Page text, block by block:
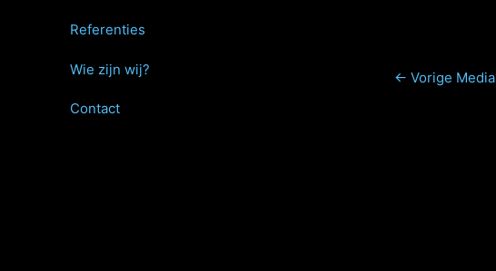
Referenties
Wie zijn wij?
Contact
← Vorige Media